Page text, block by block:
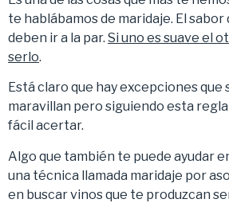
te hablábamos de maridaje. El sabor
deben ir a la par. Si uno es suave el
serlo.
Está claro que hay excepciones
maravillan pero siguiendo esta
fácil acertar.
Algo que también te puede ayudar
una técnica llamada maridaje por
en buscar vinos que te produzcan